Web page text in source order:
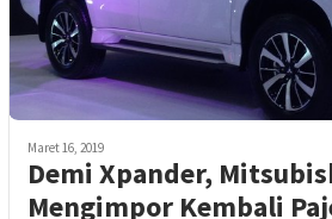
Maret 16, 2019
Demi Xpander,
Mengimpor Kembali